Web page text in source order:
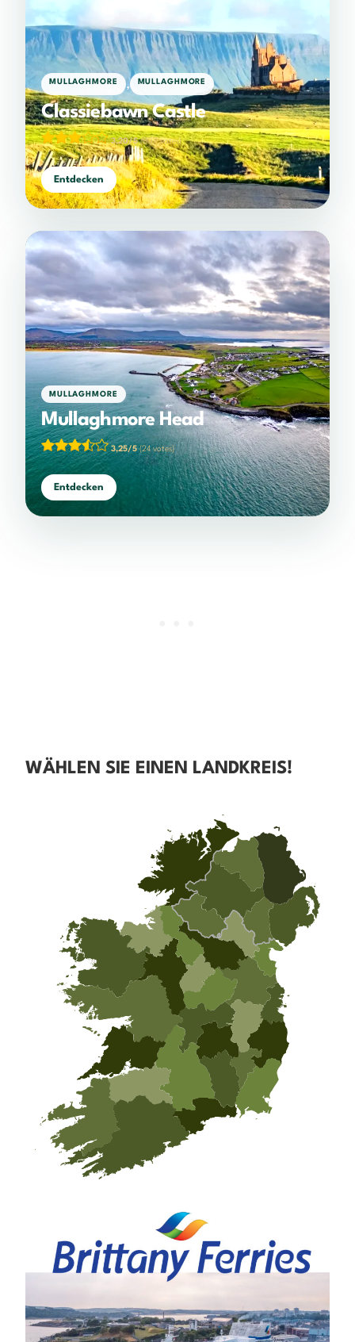
MULLAGHMORE , MULLAGHMORE
Classiebawn Castle
3,20/5(807 votes)
Entdecken
MULLAGHMORE
Mullaghmore Head
3,25/5(24 votes)
Entdecken
WÄHLEN SIE EINEN LANDKREIS!